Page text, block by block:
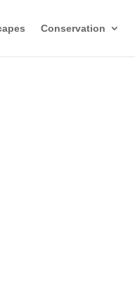
Conservation